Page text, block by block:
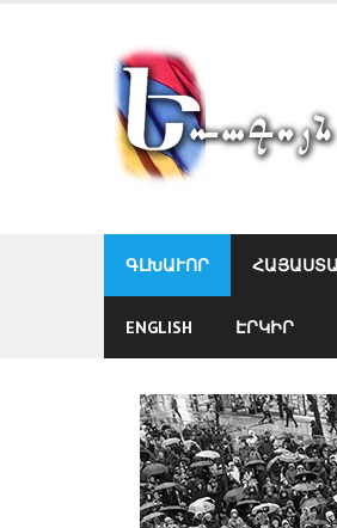
ԳԼԽԱՒՈՐ
ENGLISH ԷՐԿԻՐ